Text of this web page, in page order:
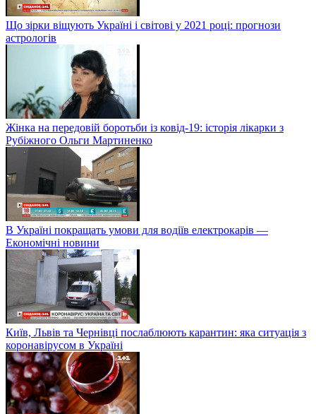
Що зірки віщують Україні і світові у 2021 році: прогнози
астрологів
Жінка на передовій боротьби із ковід-19: історія лікарки з
Рубіжного Ольги Мартиненко
В Україні покращать умови для водіїв електрокарів —
Економічні новини
Київ, Львів та Чернівці послаблюють карантин: яка ситуація з
коронавірусом в Україні